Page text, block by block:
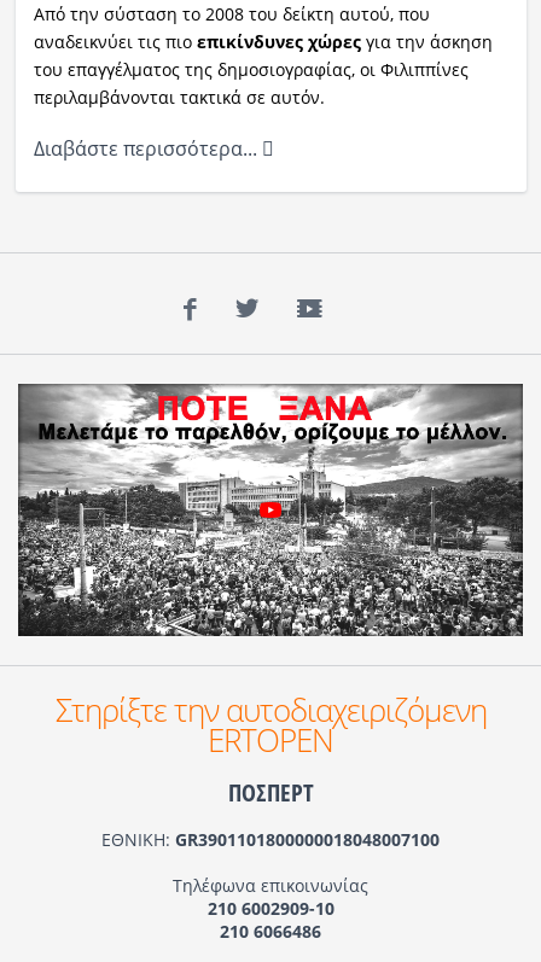
Από την σύσταση το 2008 του δείκτη αυτού, που
αναδεικνύει τις πιο επικίνδυνες χώρεςγια την άσκηση
του επαγγέλματος της δημοσιογραφίας, οι Φιλιππίνες
περιλαμβάνονται τακτικά σε αυτόν.
Διαβάστε περισσότερα...
Facebook
TwitterYouTube
Στηρίξτε την αυτοδιαχειριζόμενη
ERTOPEN
ΠΟΣΠΕΡΤ
ΕΘΝΙΚΗ: GR3901101800000018048007100
Τηλέφωνα επικοινωνίας
210 6002909-10
210 6066486